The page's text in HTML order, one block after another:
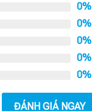
0%
0%
0%
0%
0%
ĐÁNH GIÁ NGAY